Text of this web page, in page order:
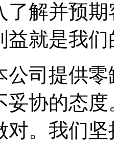
了解并预
益就是我
公司提供
妥协的态
对。我们